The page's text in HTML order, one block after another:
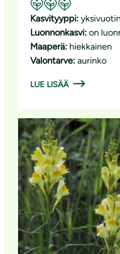
Suositeltavuus:
Kasvityyppi:
Luonnonkasvi: on
Maaperä: hiekkainen
Valontarve: aurinko
LUE LISÄÄ